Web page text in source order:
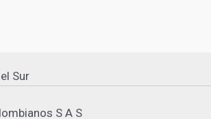
Sur
S A S